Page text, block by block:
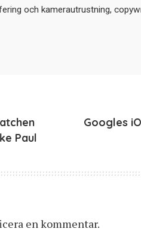
och kamerautrustning,
Paul
Googles
en kommentar.